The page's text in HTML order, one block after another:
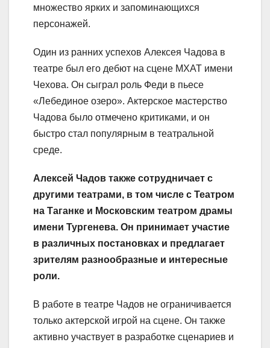
множество ярких и запоминающихся
персонажей.
Один из ранних успехов Алексея Чадова в
театре был его дебют на сцене МХАТ имени
Чехова. Он сыграл роль Феди в пьесе
«Лебединое озеро». Актерское мастерство
Чадова было отмечено критиками, и он
быстро стал популярным в театральной
среде.
Алексей Чадов также сотрудничает с
другими театрами, в том числе с Театром
на Таганке и Московским театром драмы
имени Тургенева. Он принимает участие
в различных постановках и предлагает
зрителям разнообразные и интересные
роли.
В работе в театре Чадов не ограничивается
только актерской игрой на сцене. Он также
активно участвует в разработке сценариев и